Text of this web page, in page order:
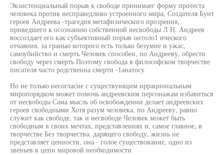
Экзистенциальный порыв к свободе принимаег форму протеста
человека против несправедливо устроенного мира, Создателя Бунт
героев Андреева -трагедия метафизического прозрения,
приведшего к осознанию собственной несвободы Л Н. Андреев
воссоздает его как субъективный порыв онтоло1 ического
отчаяния, за гранью которого есть только безумие и ужас,
самоубийство и смерть Человек способен, по Андрееву, обрести
свободу через смерть Поэтому свобода в философском творчестве
писателя часто родственна смерти -1анатосу
Но не только несогласие с существующим иррациональным
миропорядком может помочь андреевским персонажам избавиться
от несвободы Сама мысль об освобождении делает андреевских
героев свободными Хотя разум человека, по Андрееву, равно
служит как свободе, так и несвободе Человек может быть
свободным в своих мечтах, представлениях и, самое главное, в
творчестве Без творчества, дарящего свободу, жизнь не
представляет ценности, она - голое существование, одно из
звеньев в цепи мировой необходимости